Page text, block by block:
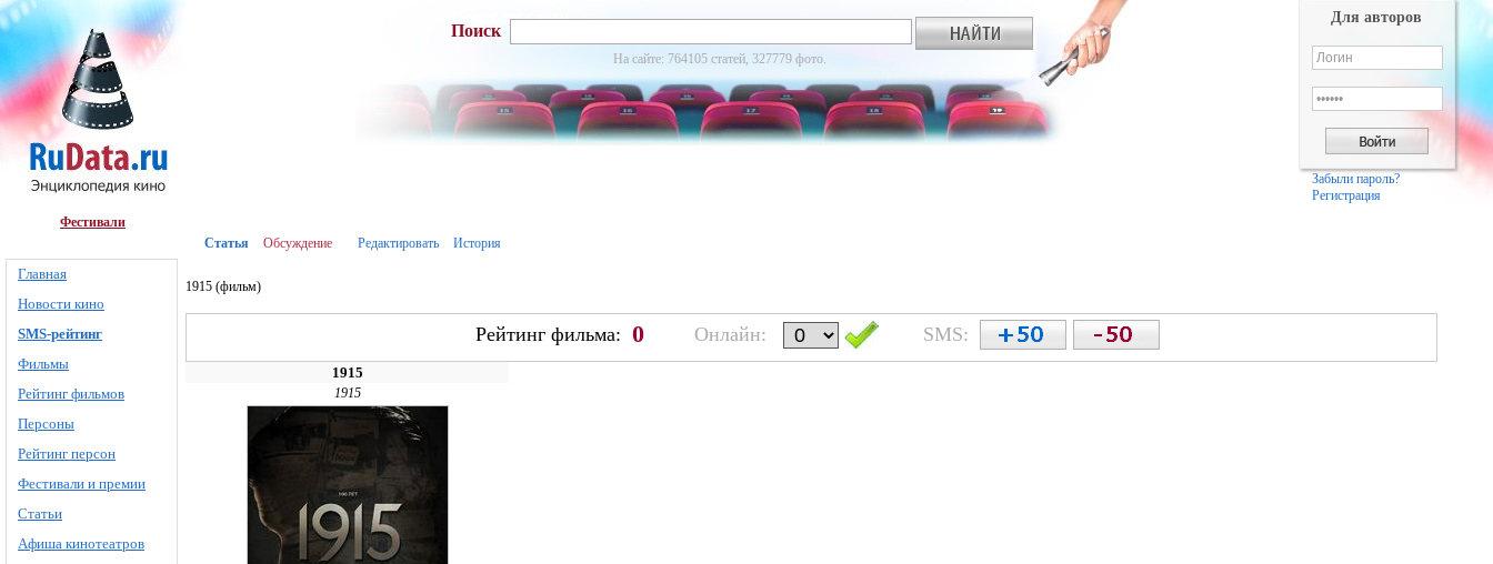
Фестивали
Главная
Новости кино
SMS-рейтинг
Фильмы
Рейтинг фильмов
Персоны
Рейтинг персон
Фестивали и премии
Статьи
Афиша кинотеатров
Поиск
На сайте: 764105 статей, 327779 фото.
Для авторов
Забыли пароль?
Регистрация
Статья Обсуждение Редактировать История
1915 (фильм)
Рейтинг фильма: 0 Онлайн: SMS:
1915
1915